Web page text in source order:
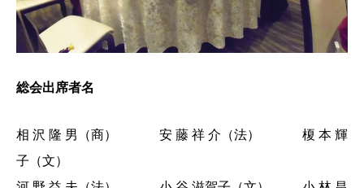
総会出席者名
相 沢 隆 男（商） 安 藤 祥 介（法） 榎 本 輝
子（文）